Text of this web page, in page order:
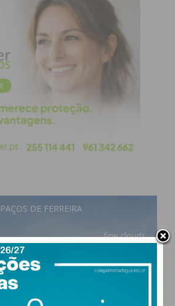
PAÇOS DE FERREIRA
few clouds
MAX 22 • MIN 22